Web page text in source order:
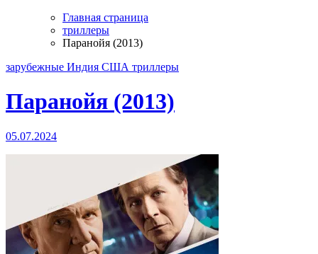
Главная страница
триллеры
Паранойя (2013)
зарубежные Индия США триллеры
Паранойя (2013)
05.07.2024